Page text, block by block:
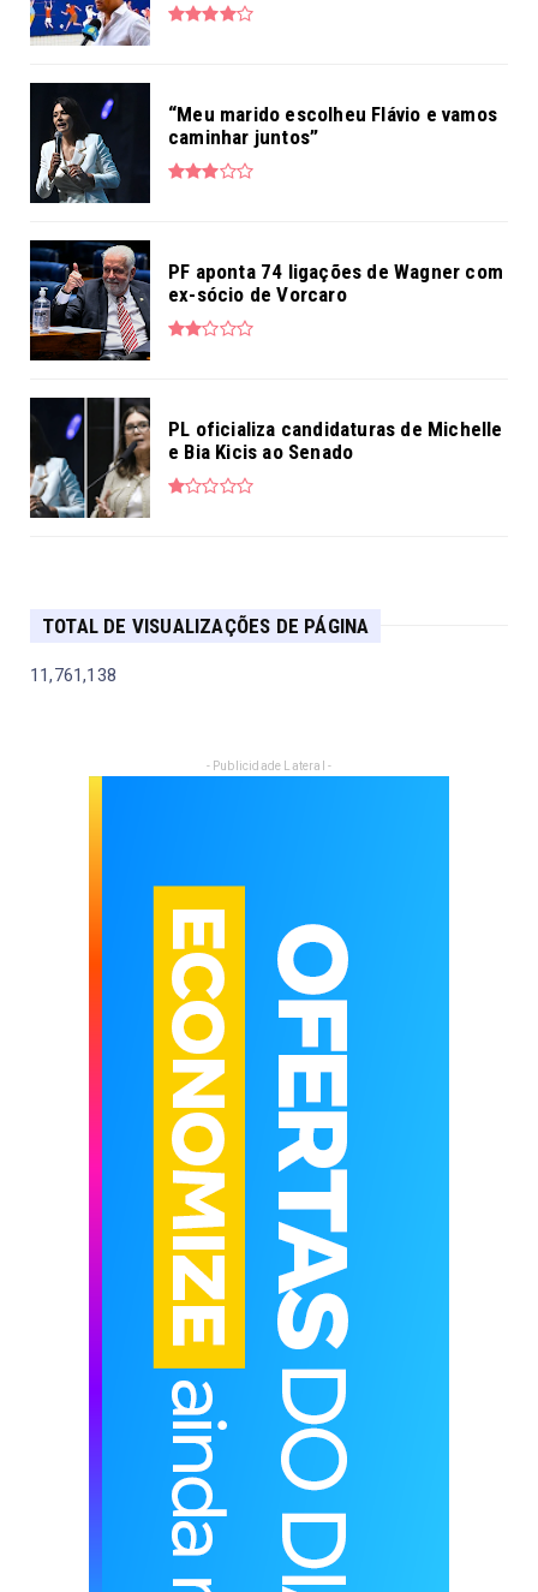
“Meu marido escolheu Flávio e vamos
caminhar juntos”
PF aponta 74 ligações de Wagner com
ex-sócio de Vorcaro
PL oficializa candidaturas de Michelle
e Bia Kicis ao Senado
TOTAL DE VISUALIZAÇÕES DE PÁGINA
11,761,138
- Publicidade Lateral -